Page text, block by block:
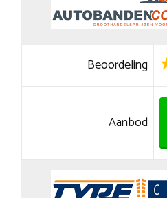
Beoordeling
Aanbod